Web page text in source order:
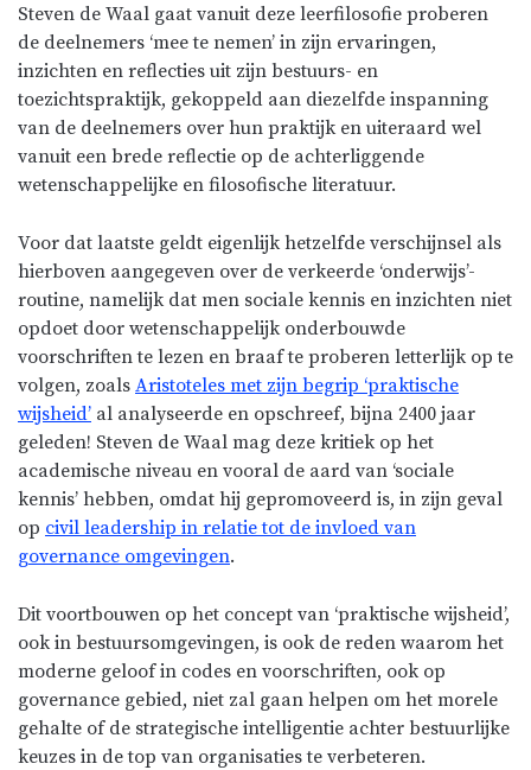
Steven de Waal gaat vanuit deze leerfilosofie proberen
de deelnemers ‘mee te nemen’ in zijn ervaringen,
inzichten en reflecties uit zijn bestuurs- en
toezichtspraktijk, gekoppeld aan diezelfde inspanning
van de deelnemers over hun praktijk en uiteraard wel
vanuit een brede reflectie op de achterliggende
wetenschappelijke en filosofische literatuur.
Voor dat laatste geldt eigenlijk hetzelfde verschijnsel als
hierboven aangegeven over de verkeerde ‘onderwijs’-
routine, namelijk dat men sociale kennis en inzichten niet
opdoet door wetenschappelijk onderbouwde
voorschriften te lezen en braaf te proberen letterlijk op te
volgen, zoals Aristoteles met zijn begrip ‘praktische
wijsheid’ al analyseerde en opschreef, bijna 2400 jaar
geleden! Steven de Waal mag deze kritiek op het
academische niveau en vooral de aard van ‘sociale
kennis’ hebben, omdat hij gepromoveerd is, in zijn geval
op civil leadership in relatie tot de invloed van
governance omgevingen.
Dit voortbouwen op het concept van ‘praktische wijsheid’,
ook in bestuursomgevingen, is ook de reden waarom het
moderne geloof in codes en voorschriften, ook op
governance gebied, niet zal gaan helpen om het morele
gehalte of de strategische intelligentie achter bestuurlijke
keuzes in de top van organisaties te verbeteren.